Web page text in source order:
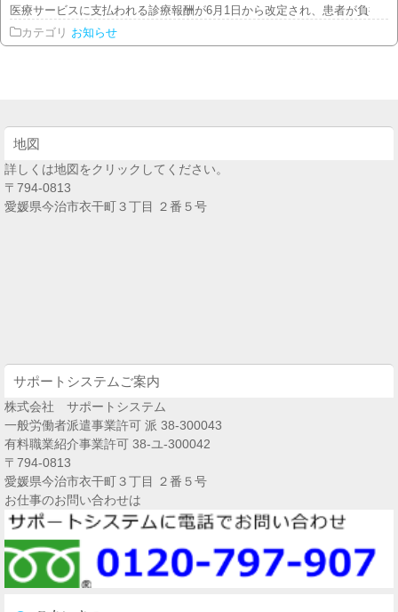
医療サービスに支払われる診療報酬が6月1日から改定され、患者が負担す
カテゴリ お知らせ
地図
詳しくは地図をクリックしてください。
〒794-0813
愛媛県今治市衣干町３丁目 ２番５号
サポートシステムご案内
株式会社 サポートシステム
一般労働者派遣事業許可 派 38-300043
有料職業紹介事業許可 38-ユ-300042
〒794-0813
愛媛県今治市衣干町３丁目 ２番５号
お仕事のお問い合わせは